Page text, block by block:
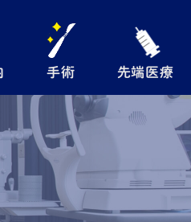
手術
手術内容について
翼状片手術
眼瞼下垂手術
硝子体注射
先端医療
自由診療
メディカルサプリ